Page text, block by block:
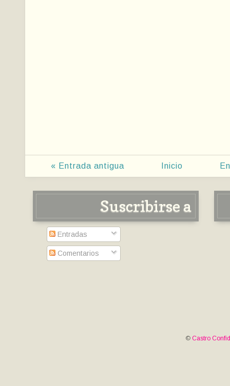
« Entrada antigua Inicio
Suscribirse a
Entradas
Comentarios
© Castro